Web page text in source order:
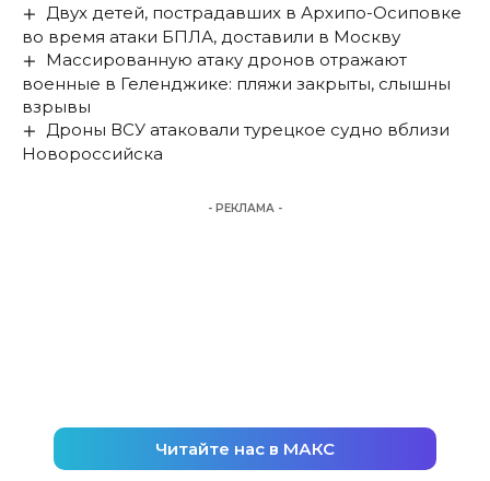
Двух детей, пострадавших в Архипо-Осиповке
во время атаки БПЛА, доставили в Москву
Массированную атаку дронов отражают
военные в Геленджике: пляжи закрыты, слышны
взрывы
Дроны ВСУ атаковали турецкое судно вблизи
Новороссийска
- РЕКЛАМА -
Читайте нас в МАКС